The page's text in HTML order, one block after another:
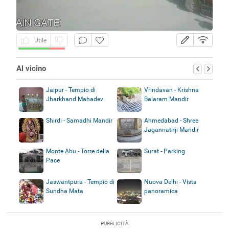
Utile
Al vicino
Jaipur - Tempio di
Jharkhand Mahadev
Vrindavan - Krishna
Balaram Mandir
Shirdi - Samadhi Mandir
Ahmedabad - Shree
Jagannathji Mandir
Monte Abu - Torre della
Pace
Surat - Parking
Jaswantpura - Tempio di
Sundha Mata
Nuova Delhi - Vista
panoramica
PUBBLICITÀ